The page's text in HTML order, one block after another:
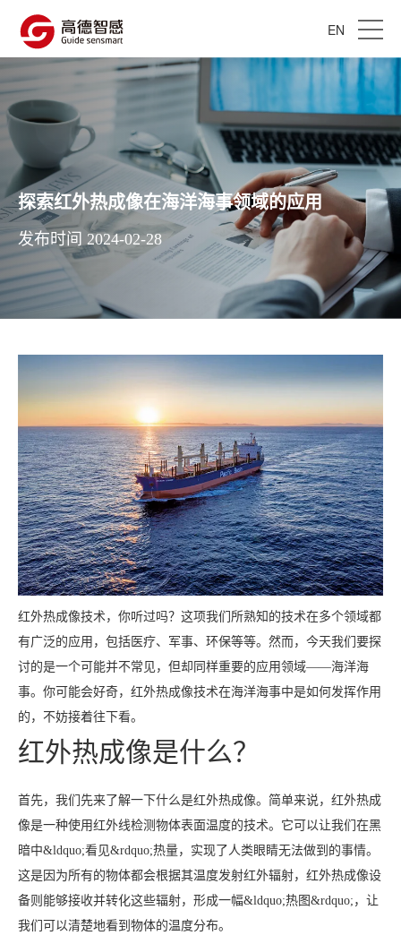
EN
探索红外热成像在海洋海事领域的应用
发布时间 2024-02-28
红外热成像技术，你听过吗？这项我们所熟知的技术在多个领域都
有广泛的应用，包括医疗、军事、环保等等。然而，今天我们要探
讨的是一个可能并不常见，但却同样重要的应用领域——海洋海
事。你可能会好奇，红外热成像技术在海洋海事中是如何发挥作用
的，不妨接着往下看。
红外热成像是什么？
首先，我们先来了解一下什么是红外热成像。简单来说，红外热成
像是一种使用红外线检测物体表面温度的技术。它可以让我们在黑
暗中&ldquo;看见&rdquo;热量，实现了人类眼睛无法做到的事情。
这是因为所有的物体都会根据其温度发射红外辐射，红外热成像设
备则能够接收并转化这些辐射，形成一幅&ldquo;热图&rdquo;，让
我们可以清楚地看到物体的温度分布。